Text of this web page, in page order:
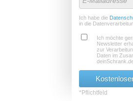
Ich habe die
in die
Ich möchte
Newsletter
zur
Daten im
*Pflichtfeld